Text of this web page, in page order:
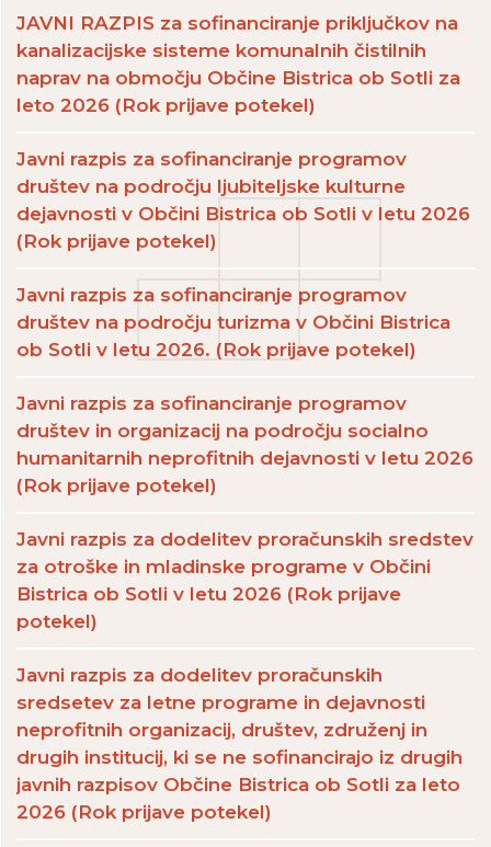
JAVNI RAZPIS za sofinanciranje priključkov na
kanalizacijske sisteme komunalnih čistilnih
naprav na območju Občine Bistrica ob Sotli za
leto 2026 (Rok prijave potekel)
Javni razpis za sofinanciranje programov
društev na področju ljubiteljske kulturne
dejavnosti v Občini Bistrica ob Sotli v letu 2026
(Rok prijave potekel)
Javni razpis za sofinanciranje programov
društev na področju turizma v Občini Bistrica
ob Sotli v letu 2026. (Rok prijave potekel)
Javni razpis za sofinanciranje programov
društev in organizacij na področju socialno
humanitarnih neprofitnih dejavnosti v letu 2026
(Rok prijave potekel)
Javni razpis za dodelitev proračunskih sredstev
za otroške in mladinske programe v Občini
Bistrica ob Sotli v letu 2026 (Rok prijave
potekel)
Javni razpis za dodelitev proračunskih
sredsetev za letne programe in dejavnosti
neprofitnih organizacij, društev, združenj in
drugih institucij, ki se ne sofinancirajo iz drugih
javnih razpisov Občine Bistrica ob Sotli za leto
2026 (Rok prijave potekel)